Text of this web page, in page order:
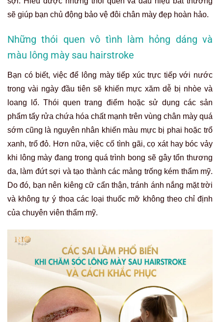
sẽ giúp bạn chủ động bảo vệ đôi chân mày đẹp hoàn hảo.
Những thói quen vô tình làm hỏng dáng và
màu lông mày sau hairstroke
Bạn có biết, việc để lông mày tiếp xúc trực tiếp với nước
trong vài ngày đầu tiên sẽ khiến mực xăm dễ bị nhòe và
loang lổ. Thói quen trang điểm hoặc sử dụng các sản
phẩm tẩy rửa chứa hóa chất mạnh trên vùng chân mày quá
sớm cũng là nguyên nhân khiến màu mực bị phai hoặc trổ
xanh, trổ đỏ. Hơn nữa, việc cố tình gãi, cọ xát hay bóc vảy
khi lông mày đang trong quá trình bong sẽ gây tổn thương
da, làm đứt sợi và tạo thành các mảng trống kém thẩm mỹ.
Do đó, bạn nên kiêng cữ cẩn thận, tránh ánh nắng mặt trời
và không tự ý thoa các loại thuốc mỡ không theo chỉ định
của chuyên viên thẩm mỹ.